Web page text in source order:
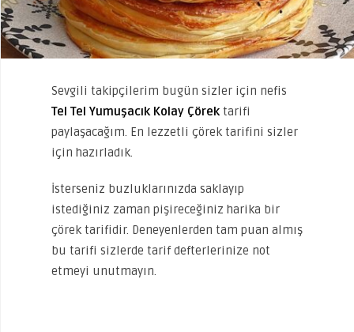
Sevgili takipçilerim bugün sizler için nefis
Tel Tel Yumuşacık Kolay Çörektarifi
paylaşacağım. En lezzetli çörek tarifini sizler
için hazırladık.
İsterseniz buzluklarınızda saklayıp
istediğiniz zaman pişireceğiniz harika bir
çörek tarifidir. Deneyenlerden tam puan almış
bu tarifi sizlerde tarif defterlerinize not
etmeyi unutmayın.